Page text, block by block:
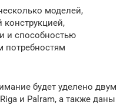
моделей,
и способностью
потребностям
будет уделено двум
и Palram, а также даны